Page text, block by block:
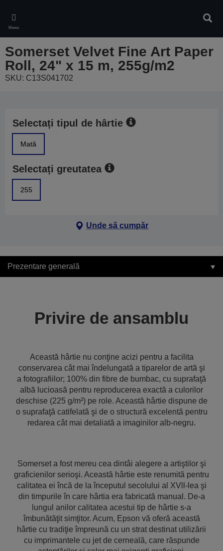
main
content
Meniu
Somerset Velvet Fine Art Paper
Roll, 24" x 15 m, 255g/m2
SKU: C13S041702
Selectați tipul de hârtie
Mată
Selectați greutatea
255
Unde să cumpăr
Prezentare generală
Privire de ansamblu
Această hârtie nu conţine acizi pentru a facilita
conservarea cât mai îndelungată a tiparelor de artă şi
a fotografiilor; 100% din fibre de bumbac, cu suprafaţă
albă lucioasă pentru reproducerea exactă a culorilor
deschise (225 g/m²) pe role. Această hârtie dispune de
o suprafaţă catifelată şi de o structură excelentă pentru
redarea cât mai detaliată a imaginilor alb-negru.
Somerset a fost mereu cea dintâi alegere a artiştilor şi
graficienilor serioşi. Această hârtie este renumită pentru
calitatea ei încă de la începutul secolului al XVll-lea şi
din timpurile în care hârtia era fabricată manual. De-a
lungul anilor calitatea acestui tip de hârtie s-a
îmbunătăţit simţitor. Acum, Epson vă oferă această
hârtie cu tradiţie împreună cu un strat destinat utilizării
cu imprimantele cu jet de cerneală, care răspunde